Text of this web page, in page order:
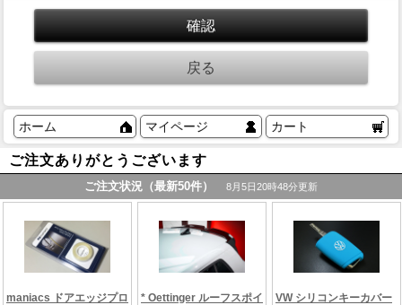
ホーム マイページ カート
ご注文ありがとうございます